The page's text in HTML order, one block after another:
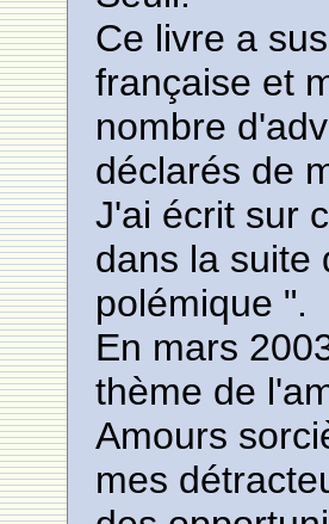
Ce livre a
française et
nombre
déclarés de
J'ai écrit sur
dans la suite
polémique ".
En mars
thème de
Amours
mes